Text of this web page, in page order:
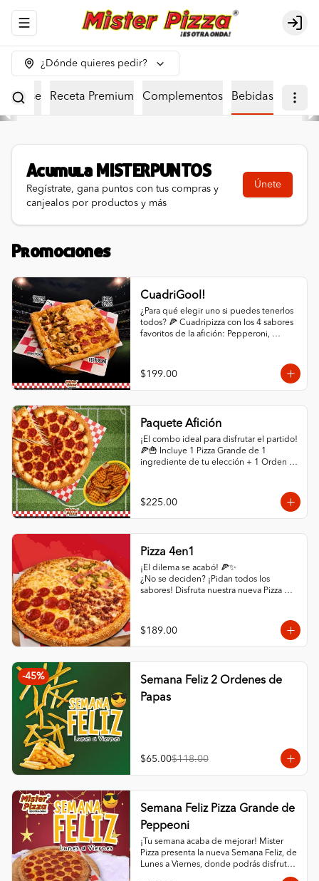
Abrir menu de navegación
¿Dónde quieres pedir?
Base Receta Premium Complementos Bebidas
Acumula MISTERPUNTOS
Regístrate, gana puntos con tus compras y
canjealos por productos y más
Únete
Promociones
CuadriGool!
¿Para qué elegir uno si puedes tenerlos
todos? 🍕 Cuadripizza con los 4 sabores
favoritos de la afición: Pepperoni,
de ajonjolí!
✨ ¡HAZLO COMBO! ✨ Selecciona abajo
Refresco de 1.5L por solo +$60. ¡El
combo perfecto para el partido
directamente a tu puerta! 🛵🔥
$199.00
Paquete Afición
¡El combo ideal para disfrutar el partido!
🍕🍟 Incluye 1 Pizza Grande de 1
ingrediente de tu elección + 1 Orden
✨ ¡MEJORA TU PAQUETE! ✨ Selecciona
la opción "Con Orilla Rellena de Queso"
en los modificadores de abajo por solo
paquete). ¡Pídelo ya y que empiece el
juego! 🏆
$225.00
Pizza 4en1
¡El dilema se acabó! 🍕✨
¿No se deciden? ¡Pidan todos los
sabores! Disfruta nuestra nueva Pizza
mucho quesoo. ¡Variedad total por solo
$189!
$189.00
-45%
Semana Feliz 2 Ordenes de
Papas
$65.00$118.00
Semana Feliz Pizza Grande de
Peppeoni
¡Tu semana acaba de mejorar! Mister
Pizza presenta la nueva Semana Feliz, de
Lunes a Viernes, donde podrás disfrutar
de una Pizza Grande de Pepperoni por